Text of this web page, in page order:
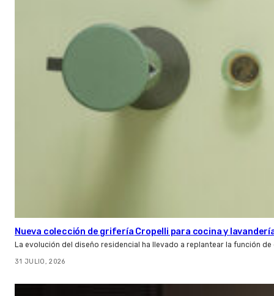
Nueva colección de grifería Cropelli para cocina y
La evolución del diseño residencial ha llevado a replantear la función
31 JULIO, 2026